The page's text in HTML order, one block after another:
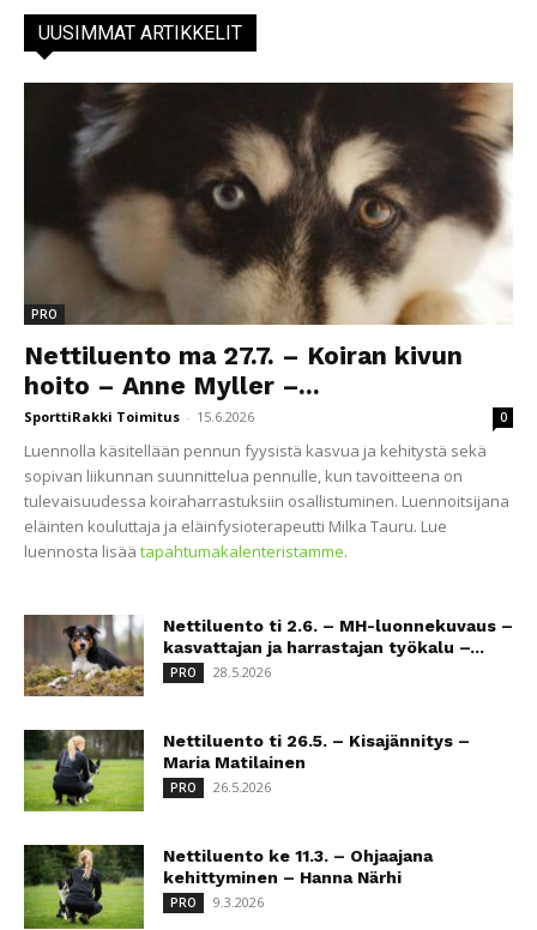
UUSIMMAT ARTIKKELIT
PRO
Nettiluento ma 27.7. – Koiran kivun
hoito – Anne Myller –...
SporttiRakki Toimitus - 15.6.2026 0
Luennolla käsitellään pennun fyysistä kasvua ja kehitystä sekä
sopivan liikunnan suunnittelua pennulle, kun tavoitteena on
tulevaisuudessa koiraharrastuksiin osallistuminen. Luennoitsijana
eläinten kouluttaja ja eläinfysioterapeutti Milka Tauru. Lue
luennosta lisää tapahtumakalenteristamme.
Nettiluento ti 2.6. – MH-luonnekuvaus –
kasvattajan ja harrastajan työkalu –...
PRO 28.5.2026
Nettiluento ti 26.5. – Kisajännitys –
Maria Matilainen
PRO 26.5.2026
Nettiluento ke 11.3. – Ohjaajana
kehittyminen – Hanna Närhi
PRO 9.3.2026